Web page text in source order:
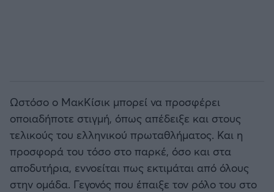
Ωστόσο ο ΜακΚίσικ μπορεί να προσφέρει
οποιαδήποτε στιγμή, όπως απέδειξε και στους
τελικούς του ελληνικού πρωταθλήματος. Και η
προσφορά του τόσο στο παρκέ, όσο και στα
αποδυτήρια, εννοείται πως εκτιμάται από όλους
στην ομάδα. Γεγονός που έπαιξε τον ρόλο του στο